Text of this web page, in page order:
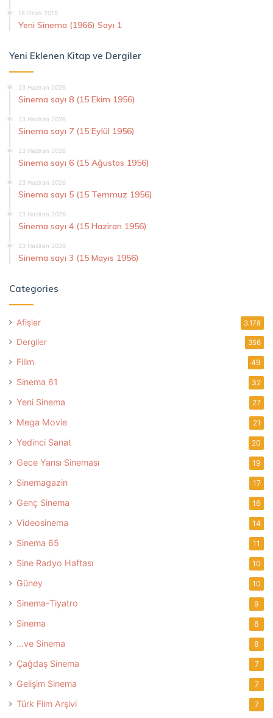
18 Ocak 2015
Yeni Sinema (1966) Sayı 1
Yeni Eklenen Kitap ve Dergiler
23 Haziran 2026
Sinema sayı 8 (15 Ekim 1956)
23 Haziran 2026
Sinema sayı 7 (15 Eylül 1956)
23 Haziran 2026
Sinema sayı 6 (15 Ağustos 1956)
23 Haziran 2026
Sinema sayı 5 (15 Temmuz 1956)
23 Haziran 2026
Sinema sayı 4 (15 Haziran 1956)
23 Haziran 2026
Sinema sayı 3 (15 Mayıs 1956)
Categories
Afişler 3.178
Dergiler 356
Filim 49
Sinema 61 32
Yeni Sinema 27
Mega Movie 21
Yedinci Sanat 20
Gece Yarısı Sineması 19
Sinemagazin 17
Genç Sinema 16
Videosinema 14
Sinema 65 11
Sine Radyo Haftası 10
Güney 10
Sinema-Tiyatro 9
Sinema 8
…ve Sinema 8
Çağdaş Sinema 7
Gelişim Sinema 7
Türk Film Arşivi 7